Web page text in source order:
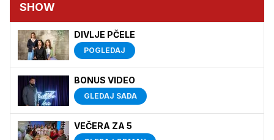
SHOW
DIVLJE PČELE
POGLEDAJ
BONUS VIDEO
GLEDAJ SADA
VEČERA ZA 5